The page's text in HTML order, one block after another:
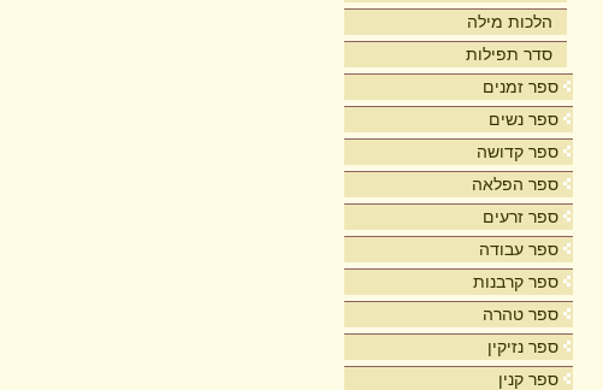
הלכות מילה
סדר תפילות
ספר זמנים
ספר נשים
ספר קדושה
ספר הפלאה
ספר זרעים
ספר עבודה
ספר קרבנות
ספר טהרה
ספר נזיקין
ספר קנין